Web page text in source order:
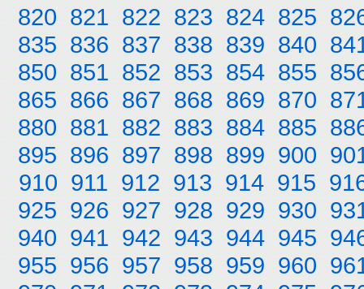
820 821 822 823 824 825
835 836 837 838 839 840
850 851 852 853 854 855
865 866 867 868 869 870
880 881 882 883 884 885
895 896 897 898 899 900
910 911 912 913 914 915
925 926 927 928 929 930
940 941 942 943 944 945
955 956 957 958 959 960